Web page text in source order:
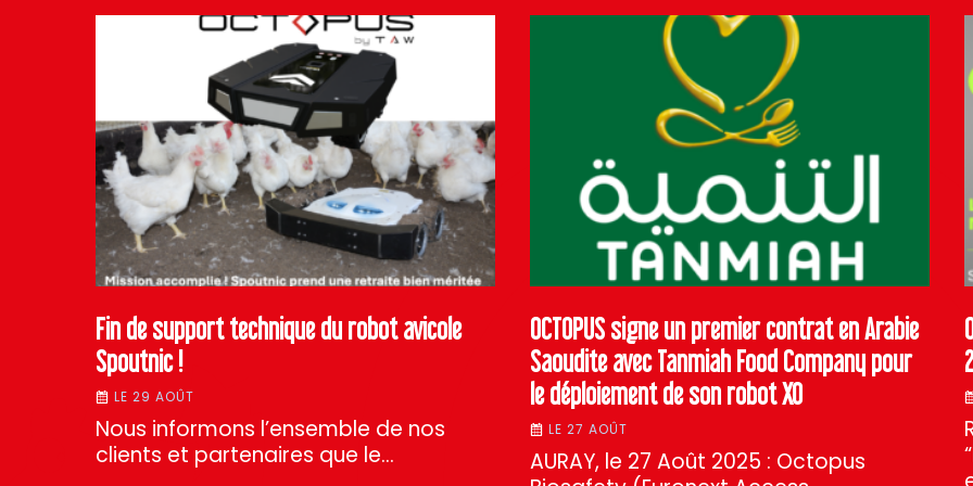
Fin de support technique du robot avicole
Spoutnic !
LE 29 AOÛT
Nous informons l’ensemble de nos
clients et partenaires que le…
OCTOPUS signe un premier contrat en Arabie
Saoudite avec Tanmiah Food Company pour
le déploiement de son robot XO
LE 27 AOÛT
AURAY, le 27 Août 2025 : Octopus